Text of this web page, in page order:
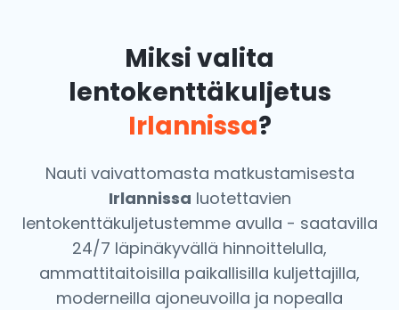
Miksi valita
lentokenttäkuljetus
Irlannissa?
Nauti vaivattomasta matkustamisesta
Irlannissa luotettavien
lentokenttäkuljetustemme avulla - saatavilla
24/7 läpinäkyvällä hinnoittelulla,
ammattitaitoisilla paikallisilla kuljettajilla,
moderneilla ajoneuvoilla ja nopealla